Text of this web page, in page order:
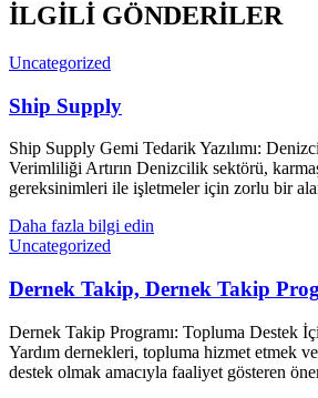
İLGİLİ GÖNDERİLER
Uncategorized
Ship Supply
Ship Supply Gemi Tedarik Yazılımı:
Verimliliği Artırın Denizcilik sektörü,
gereksinimleri ile işletmeler için zorlu bir
Daha fazla bilgi edin
Uncategorized
Dernek Takip, Dernek Takip
Dernek Takip Programı: Topluma Destek
Yardım dernekleri, topluma hizmet etmek
destek olmak amacıyla faaliyet gösteren